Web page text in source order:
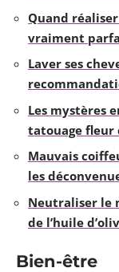
Quand
vraiment
Laver ses
Les mystères
tatouage fleur
Mauvais
les
Neutraliser le
de l’huile
Bien-être